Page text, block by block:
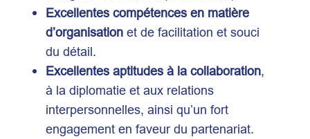
Excellentes compétences en matière
d’organisation et de facilitation et souci
du détail.
Excellentes aptitudes à la collaboration,
à la diplomatie et aux relations
interpersonnelles, ainsi qu’un fort
engagement en faveur du partenariat.